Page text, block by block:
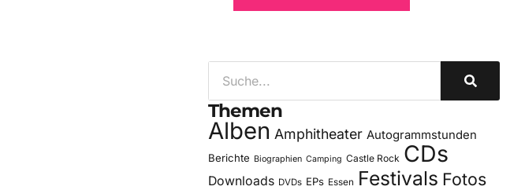
Themen
Alben Amphitheater Autogrammstunden
Berichte Biographien Camping Castle Rock CDs
Downloads DVDs EPs Essen Festivals Fotos